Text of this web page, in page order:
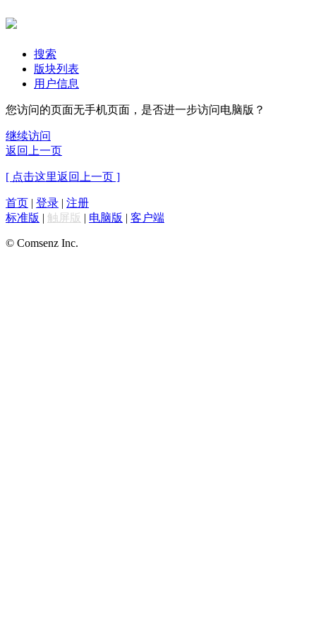
搜索
版块列表
用户信息
您访问的页面无手机页面，是否进一步访问电脑版？
继续访问
返回上一页
[ 点击这里返回上一页 ]
首页 | 登录 | 注册
标准版 | 触屏版 | 电脑版 | 客户端
© Comsenz Inc.